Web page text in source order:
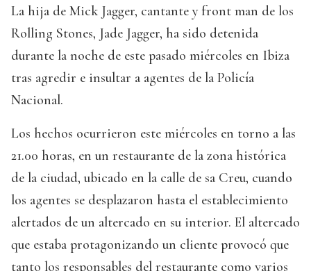
La hija de Mick Jagger, cantante y front man de los
Rolling Stones, Jade Jagger, ha sido detenida
durante la noche de este pasado miércoles en Ibiza
tras agredir e insultar a agentes de la Policía
Nacional.
Los hechos ocurrieron este miércoles en torno a las
21.00 horas, en un restaurante de la zona histórica
de la ciudad, ubicado en la calle de sa Creu, cuando
los agentes se desplazaron hasta el establecimiento
alertados de un altercado en su interior. El altercado
que estaba protagonizando un cliente provocó que
tanto los responsables del restaurante como varios